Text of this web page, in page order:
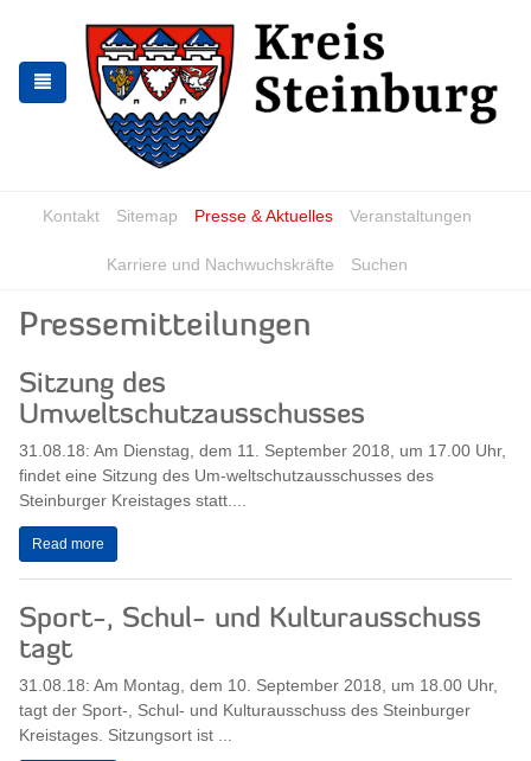
the
navigation
the
content
Kontakt Sitemap Presse & Aktuelles Veranstaltungen
Karriere und Nachwuchskräfte Suchen
Pressemitteilungen
Sitzung des
Umweltschutzausschusses
31.08.18: Am Dienstag, dem 11. September 2018, um 17.00 Uhr,
findet eine Sitzung des Um-weltschutzausschusses des
Steinburger Kreistages statt....
Read more
Sport-, Schul- und Kulturausschuss
tagt
31.08.18: Am Montag, dem 10. September 2018, um 18.00 Uhr,
tagt der Sport-, Schul- und Kulturausschuss des Steinburger
Kreistages. Sitzungsort ist ...